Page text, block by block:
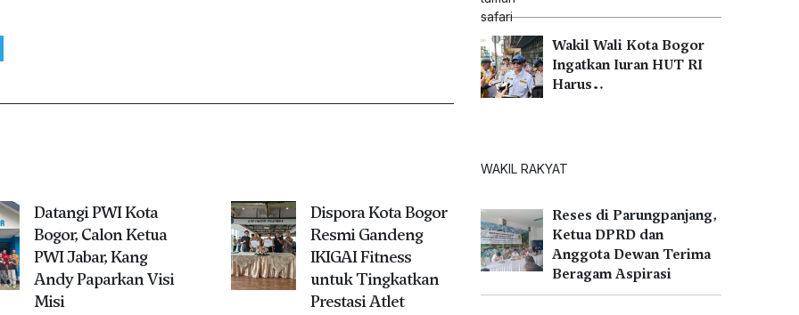
Datangi PWI Kota
Bogor, Calon Ketua
PWI Jabar, Kang
Andy Paparkan Visi
Misi
Dispora Kota Bogor
Resmi Gandeng
IKIGAI Fitness
untuk Tingkatkan
Prestasi Atlet
Wakil Wali Kota Bogor
Ingatkan Iuran HUT RI
Harus…
WAKIL RAKYAT
Reses di Parungpanjang,
Ketua DPRD dan
Anggota Dewan Terima
Beragam Aspirasi